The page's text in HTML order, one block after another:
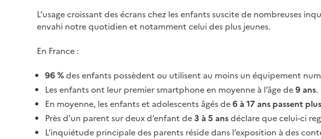
L’usage croissant des écrans chez les enfants suscite de nombreuses
envahi notre quotidien et notamment celui des plus jeunes.
En France :
96 %des enfants possèdent ou utilisent au moins un équipement
Les enfants ont leur premier smartphone en moyenne à l’âge de9 ans.
En moyenne, les enfants et adolescents âgés de6 à 17 ans passent
Près d’un parent sur deux d’enfant de3 à 5 ansdéclare que celui-ci
L’inquiétude principale des parents réside dans l’exposition à des